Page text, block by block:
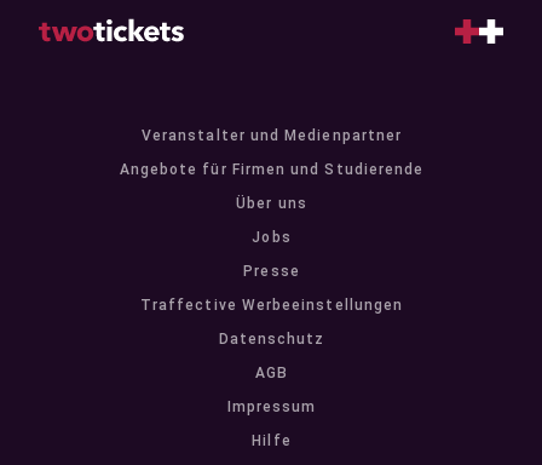
Veranstalter und Medienpartner
Angebote für Firmen und Studierende
Über uns
Jobs
Presse
Traffective Werbeeinstellungen
Datenschutz
AGB
Impressum
Hilfe